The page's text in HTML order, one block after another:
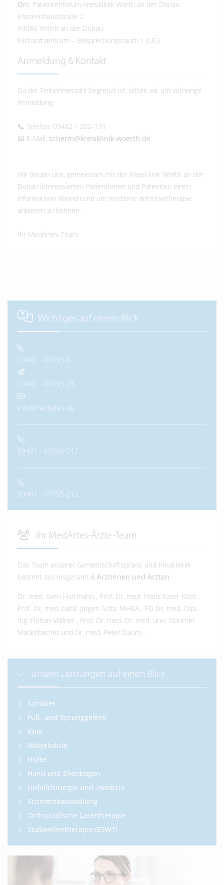
Ort: Patientenforum Kreisklinik Wörth an der Donau
Krankenhausstraße 2
93086 Wörth an der Donau
Facharztzentrum – Besprechungsraum 1 (UG)
Anmeldung & Kontakt
Da die Teilnehmerzahl begrenzt ist, bitten wir um vorherige
Anmeldung:
📞 Telefon: 09482 / 202-131
📧 E-Mail: scherm@kreisklinik-woerth.de
Wir freuen uns, gemeinsam mit der Kreisklinik Wörth an der
Donau interessierten Patientinnen und Patienten einen
informativen Abend rund um moderne Arthrosetherapie
anbieten zu können.
Ihr MedArtes-Team
Wichtiges auf einem Blick
09401 - 60795-0
09401 - 60795-23
info@medartes.de
09401 - 60795-212
09401 - 60795-212
Ihr MedArtes-Ärzte-Team
Das Team unserer Gemeinschaftspraxis und Privatklinik
besteht aus insgesamt 6 Ärztinnen und Ärzten:
Dr. med. Sven Hartmann , Prof. Dr. med. Franz Xaver Köck ,
Prof. Dr. med. habil. Jürgen Götz, MHBA , PD Dr. med. Dipl.-
Ing. Florian Völlner , Prof. Dr. med. Dr. med. univ. Günther
Maderbacher und Dr. med. Peter Daum
unsere Leistungen auf einen Blick
Schulter
Fuß- und Sprunggelenk
Knie
Wirbelsäule
Hüfte
Hand und Ellenbogen
Unfallchirurgie und -medizin
Schmerzbehandlung
Orthopädische Lasertherapie
Stoßwellentherapie (ESWT)